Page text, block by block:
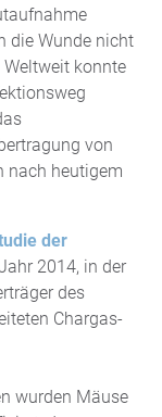
die Wunde nicht
konnte
von
nach heutigem
der
2014, in der
des
Chargas-
wurden Mäuse